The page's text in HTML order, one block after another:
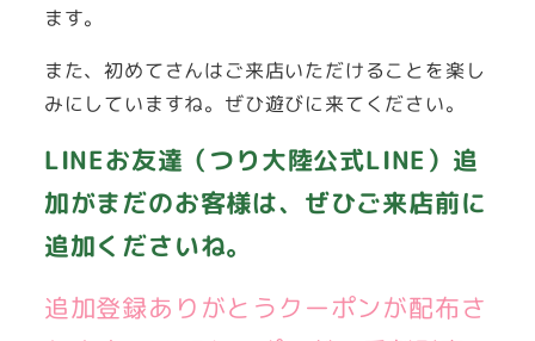
ます。
また、初めてさんはご来店いただけることを楽し
みにしていますね。ぜひ遊びに来てください。
LINEお友達（つり大陸公式LINE）追
加がまだのお客様は、ぜひご来店前に
追加くださいね。
追加登録ありがとうクーポンが配布さ